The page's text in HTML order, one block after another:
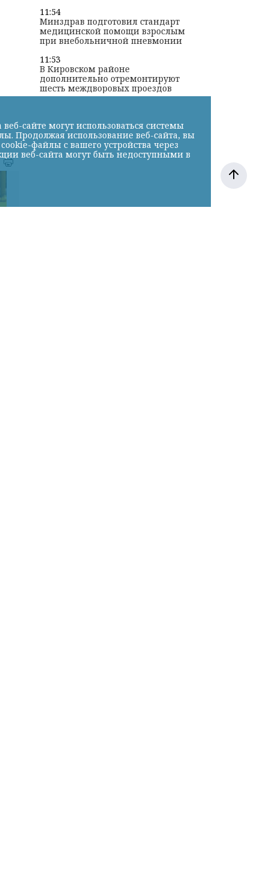
11:54
Минздрав подготовил стандарт
медицинской помощи взрослым
при внебольничной пневмонии
11:53
В Кировском районе
дополнительно отремонтируют
шесть междворовых проездов
сайте могут использоваться системы
Продолжая использование веб-сайта, вы
файлы с вашего устройства через
веб-сайта могут быть недоступными в